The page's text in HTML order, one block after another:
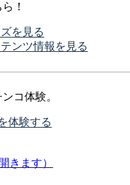
！
を見る
ンツ情報を見る
コ体験。
体験する
きます）